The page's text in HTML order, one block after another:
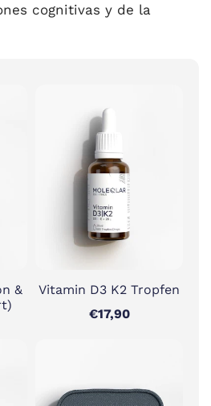
cognitivas y de la
&
Vitamin D3 K2 Tropfen
€17,90